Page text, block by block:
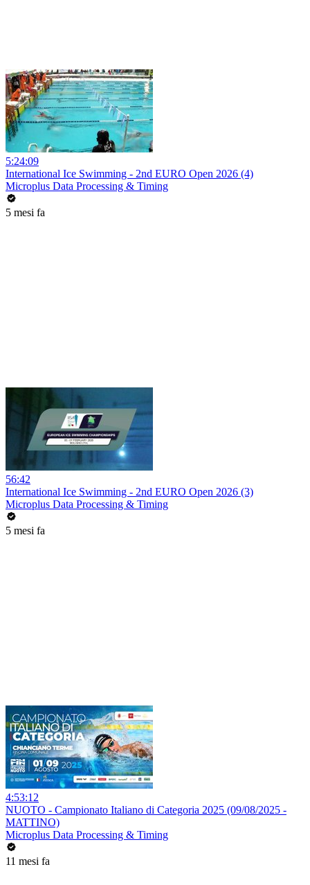
5:24:09
International Ice Swimming - 2nd EURO Open 2026 (4)
Microplus Data Processing & Timing
5 mesi fa
56:42
International Ice Swimming - 2nd EURO Open 2026 (3)
Microplus Data Processing & Timing
5 mesi fa
4:53:12
NUOTO - Campionato Italiano di Categoria 2025 (09/08/2025 -
MATTINO)
Microplus Data Processing & Timing
11 mesi fa